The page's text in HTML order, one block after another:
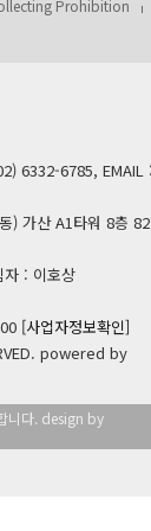
Prohibition
6332-6785, EMAIL
) 가산 A1타워 8층
자 : 이호상
[사업자정보확인]
powered by
니다. design by